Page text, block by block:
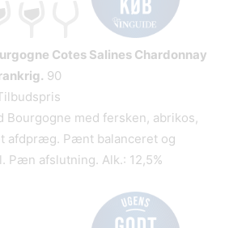
Cotes Salines Chardonnay
90
Bourgogne med fersken, abrikos,
afdpræg. Pænt balanceret og
Pæn afslutning. Alk.: 12,5%